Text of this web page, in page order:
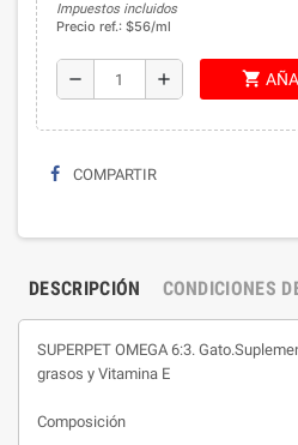
Impuestos incluidos
Precio ref.: $56/ml
remove add shopping_cart
COMPARTIR
DESCRIPCIÓN CONDICIONES
SUPERPET OMEGA 6:3.
grasos y Vitamina E
Composición